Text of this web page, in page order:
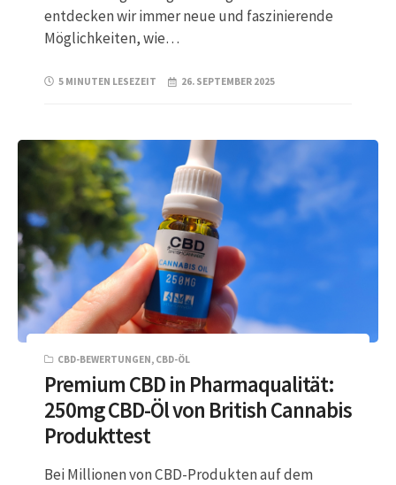
entdecken wir immer neue und faszinierende
Möglichkeiten, wie…
5 MINUTEN LESEZEIT 26. SEPTEMBER 2025
CBD-BEWERTUNGEN, CBD-ÖL
Premium CBD in Pharmaqualität:
250mg CBD-Öl von British Cannabis
Produkttest
Bei Millionen von CBD-Produkten auf dem